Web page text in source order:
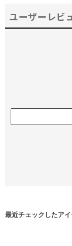
ユーザーレビ
最近チェックしたア